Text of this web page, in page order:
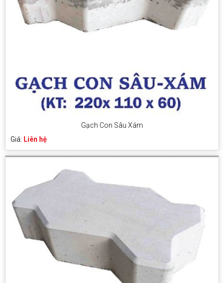
Gạch Con Sâu Xám
Giá: Liên hệ